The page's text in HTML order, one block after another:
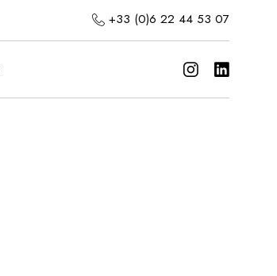
+33 (0)6 22 44 53 07